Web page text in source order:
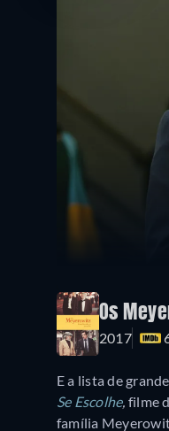
Os
2017
E a lista de
Se Escolhe, filme
família